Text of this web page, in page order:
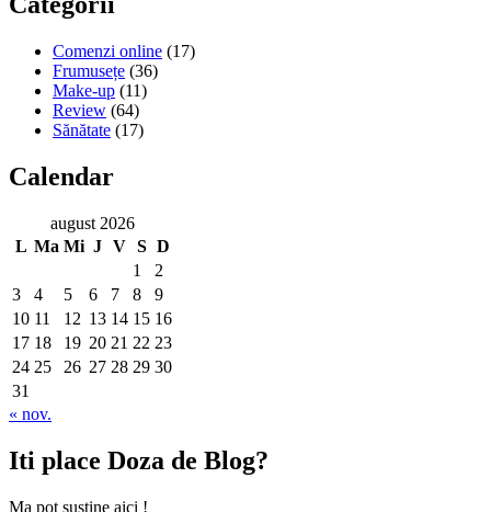
Comenzi online (17)
Frumusețe (36)
Make-up (11)
Review (64)
Sănătate (17)
Calendar
august 2026
L Ma Mi J V S D
1
2
3
4 5 6 7 8
9
10 11 12 13 14 15 16
17 18 19 20 21 22 23
24 25 26 27 28 29 30
31
« nov.
Iti place Doza de Blog?
Ma pot sustine aici !